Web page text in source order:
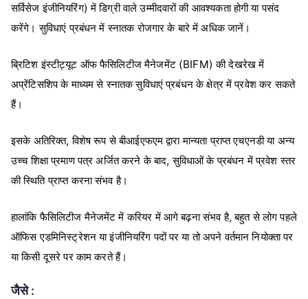
सर्विसेज इंजीनियरिंग) में डिग्री वाले उम्मीदवारों की आवश्यकता होगी या पसंद
करेंगे। सुविधाएं प्रबंधन में स्नातक रोजगार के बारे में अधिक जानें।
ब्रिटिश इंस्टीट्यूट ऑफ फैसिलिटीज मैनेजमेंट (BIFM) की देखरेख में
अप्रेंटिसशिप के माध्यम से स्नातक सुविधाएं प्रबंधन के क्षेत्र में प्रवेश कर सकते
हैं।
इसके अतिरिक्त, विशेष रूप से बीआईएफएम द्वारा मान्यता प्राप्त एचएनडी या अन्य
उच्च शिक्षा प्रमाण पत्र अर्जित करने के बाद, सुविधाओं के प्रबंधन में प्रवेश स्तर
की स्थिति प्राप्त करना संभव है।
हालांकि फैसिलिटीज मैनेजमेंट में करियर में आगे बढ़ना संभव है, बहुत से लोग पहले
ऑफिस एडमिनिस्ट्रेशन या इंजीनियरिंग पदों पर या तो अपने वर्तमान नियोक्ता पर
या किसी दूसरे पर काम करते हैं।
जैसे :